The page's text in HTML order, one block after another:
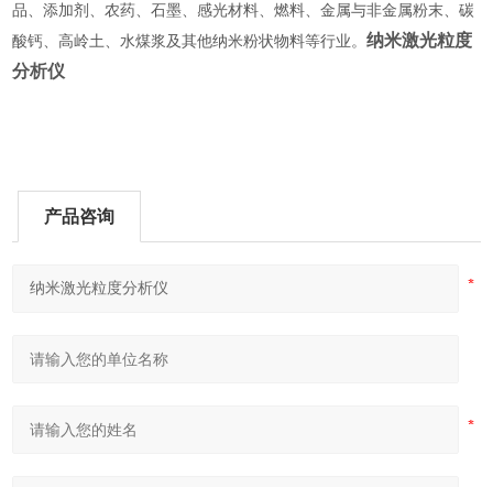
品、添加剂、农药、石墨、感光材料、燃料、金属与非金属粉末、碳
酸钙、高岭土、水煤浆及其他纳米粉状物料等行业。纳米激光粒度
分析仪
产品咨询